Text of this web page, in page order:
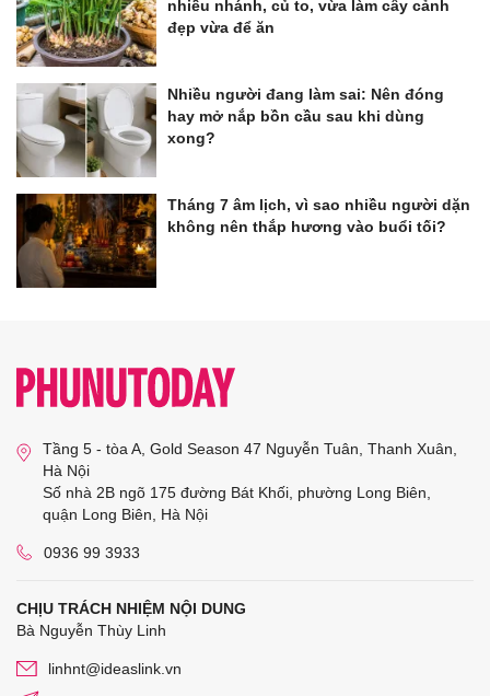
nhiều nhánh, củ to, vừa làm cây cảnh
đẹp vừa để ăn
Nhiều người đang làm sai: Nên đóng
hay mở nắp bồn cầu sau khi dùng
xong?
Tháng 7 âm lịch, vì sao nhiều người dặn
không nên thắp hương vào buổi tối?
Tầng 5 - tòa A, Gold Season 47 Nguyễn Tuân, Thanh Xuân,
Hà Nội
Số nhà 2B ngõ 175 đường Bát Khối, phường Long Biên,
quận Long Biên, Hà Nội
0936 99 3933
CHỊU TRÁCH NHIỆM NỘI DUNG
Bà Nguyễn Thùy Linh
linhnt@ideaslink.vn